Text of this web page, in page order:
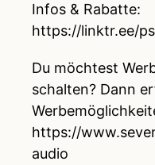
Infos & Rabatte:
https://linktr.ee/
Du möchtest
schalten? Dann
https://
audio